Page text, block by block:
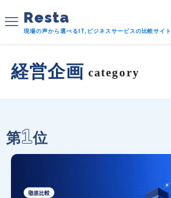
Resta
現場の声から選べるIT,ビジネスサービスの比較サイト
経営企画 category
第1位